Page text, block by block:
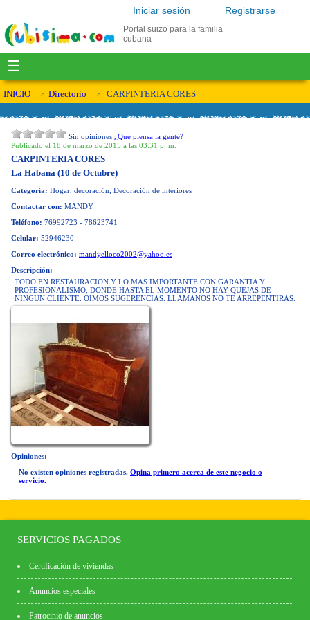
Registrarse
Iniciar sesión
Portal suizo para la familia
cubana
☰
INICIO Directorio CARPINTERIA CORES
Sin opiniones ¿Qué piensa la gente?
Publicado el 18 de marzo de 2015 a las 03:31 p. m.
CARPINTERIA CORES
La Habana (10 de Octubre)
Categoría: Hogar, decoración, Decoración de interiores
Contactar con: MANDY
Teléfono: 76992723 - 78623741
Celular: 52946230
Correo electrónico: mandyelloco2002@yahoo.es
Descripción:
TODO EN RESTAURACION Y LO MAS IMPORTANTE CON GARANTIA Y
PROFESIONALISMO, DONDE HASTA EL MOMENTO NO HAY QUEJAS DE
NINGUN CLIENTE. OIMOS SUGERENCIAS. LLAMANOS NO TE ARREPENTIRAS.
Opiniones:
No existen opiniones registradas. Opina primero acerca de este negocio o
servicio.
SERVICIOS PAGADOS
Certificación de viviendas
Anuncios especiales
Patrocinio de anuncios